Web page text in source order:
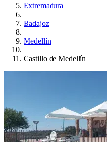
Extremadura
Badajoz
Medellín
Castillo de Medellín